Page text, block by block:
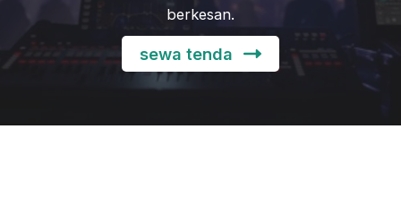
berkesan.
sewa tenda